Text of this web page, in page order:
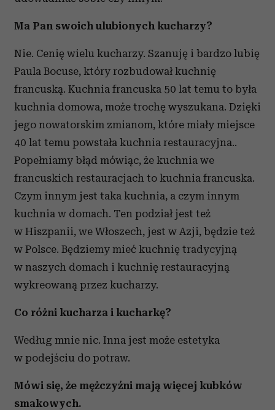
otrzymanymi od Ciebie lub uzyskanymi podczas
Ma Pan swoich ulubionych kucharzy?
Nie. Cenię wielu kucharzy. Szanuję i bardzo lubię
Paula Bocuse, który rozbudował kuchnię
francuską. Kuchnia francuska 50 lat temu to była
kuchnia domowa, może trochę wyszukana. Dzięki
jego nowatorskim zmianom, które miały miejsce
40 lat temu powstała kuchnia restauracyjna..
Popełniamy błąd mówiąc, że kuchnia we
francuskich restauracjach to kuchnia francuska.
Czym innym jest taka kuchnia, a czym innym
kuchnia w domach. Ten podział jest też
w Hiszpanii, we Włoszech, jest w Azji, będzie też
w Polsce. Będziemy mieć kuchnię tradycyjną
w naszych domach i kuchnię restauracyjną
wykreowaną przez kucharzy.
Co różni kucharza i kucharkę?
Według mnie nic. Inna jest może estetyka
w podejściu do potraw.
Mówi się, że mężczyźni mają więcej kubków
smakowych.